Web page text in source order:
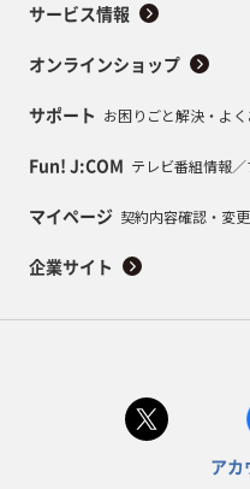
サービス情報
オンラインショップ
サポート お困りごと解決・よ
Fun! J:COM テレビ番組情報
マイページ 契約内容確認・変更
企業サイト
アカ